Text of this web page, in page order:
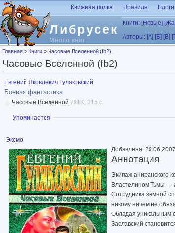
Перейти к основному содержанию
Либрусек
Много книг
Книжная полка Правила Блоги
Книги: [Новые]
Авторы: [А] [Б] [В]
Вы здесь
Главная » Книги » Часовые Вселенной (fb2)
Часовые Вселенной (fb2)
Евгений Яковлевич Гуляковский
Боевая фантастика
Часовые Вселенной 791K, 315 с.
Показать
Упоминается
Эксмо
Добавлена: 29.06.2007
Аннотация
Экипаж аниранского
Властелином Тьмы —
Сотрудника земной
никому ничем не
Обладая уникальным
Заславский